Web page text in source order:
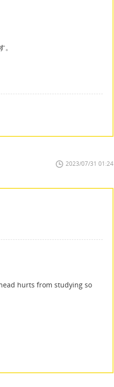
2023/07/31 01:24
hurts from studying so